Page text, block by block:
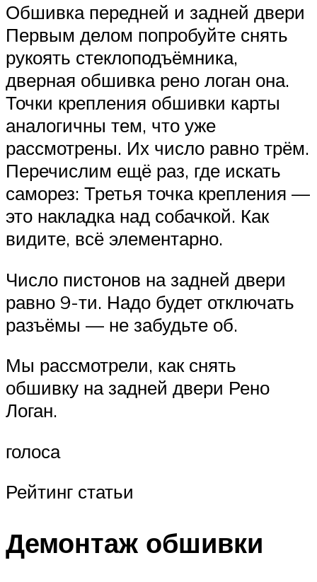
Обшивка передней и задней двери
Первым делом попробуйте снять
рукоять стеклоподъёмника,
дверная обшивка рено логан она.
Точки крепления обшивки карты
аналогичны тем, что уже
рассмотрены. Их число равно трём.
Перечислим ещё раз, где искать
саморез: Третья точка крепления —
это накладка над собачкой. Как
видите, всё элементарно.
Число пистонов на задней двери
равно 9-ти. Надо будет отключать
разъёмы — не забудьте об.
Мы рассмотрели, как снять
обшивку на задней двери Рено
Логан.
голоса
Рейтинг статьи
Демонтаж обшивки